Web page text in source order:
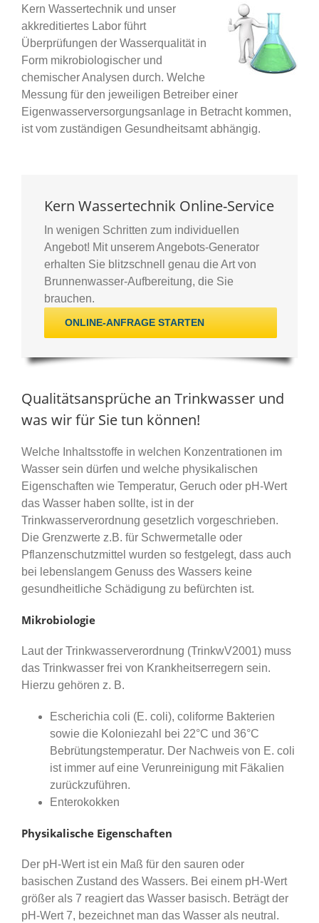
Kern Wassertechnik und unser
akkreditiertes Labor führt
Überprüfungen der Wasserqualität in
Form mikrobiologischer und
chemischer Analysen durch. Welche
Messung für den jeweiligen Betreiber einer
Eigenwasserversorgungsanlage in Betracht kommen,
ist vom zuständigen Gesundheitsamt abhängig.
Kern Wassertechnik Online-Service
In wenigen Schritten zum individuellen
Angebot! Mit unserem Angebots-Generator
erhalten Sie blitzschnell genau die Art von
Brunnenwasser-Aufbereitung, die Sie
brauchen.
ONLINE-ANFRAGE STARTEN
Qualitätsansprüche an Trinkwasser und
was wir für Sie tun können!
Welche Inhaltsstoffe in welchen Konzentrationen im
Wasser sein dürfen und welche physikalischen
Eigenschaften wie Temperatur, Geruch oder pH-Wert
das Wasser haben sollte, ist in der
Trinkwasserverordnung gesetzlich vorgeschrieben.
Die Grenzwerte z.B. für Schwermetalle oder
Pflanzenschutzmittel wurden so festgelegt, dass auch
bei lebenslangem Genuss des Wassers keine
gesundheitliche Schädigung zu befürchten ist.
Mikrobiologie
Laut der Trinkwasserverordnung (TrinkwV2001) muss
das Trinkwasser frei von Krankheitserregern sein.
Hierzu gehören z. B.
Escherichia coli (E. coli), coliforme Bakterien
sowie die Koloniezahl bei 22°C und 36°C
Bebrütungstemperatur. Der Nachweis von E. coli
ist immer auf eine Verunreinigung mit Fäkalien
zurückzuführen.
Enterokokken
Physikalische Eigenschaften
Der pH-Wert ist ein Maß für den sauren oder
basischen Zustand des Wassers. Bei einem pH-Wert
größer als 7 reagiert das Wasser basisch. Beträgt der
pH-Wert 7, bezeichnet man das Wasser als neutral.